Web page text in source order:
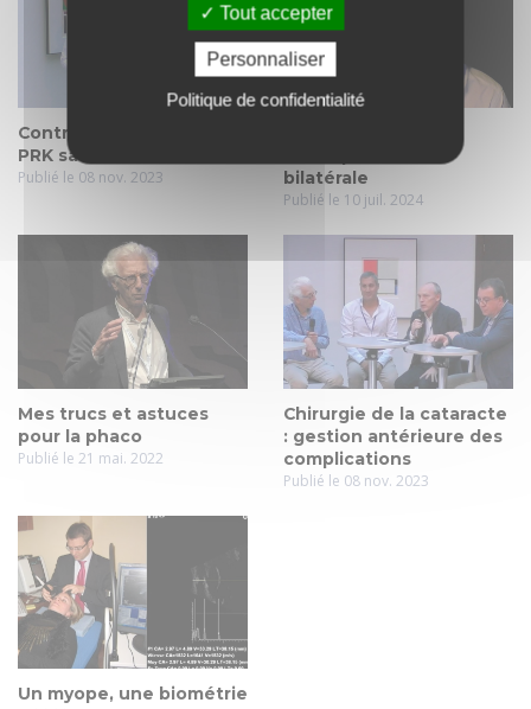
Controverse : quand la
PRK sauve la PKR
Publié le 08 nov. 2023
bilatérale
Publié le 10 juil. 2024
Mes trucs et astuces
pour la phaco
Publié le 21 mai. 2022
Chirurgie de la cataracte
: gestion antérieure des
complications
Publié le 08 nov. 2023
Un myope, une biométrie
Tout accepter
Personnaliser
Politique de confidentialité